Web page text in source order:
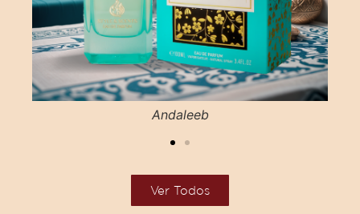
Andaleeb
Ver Todos